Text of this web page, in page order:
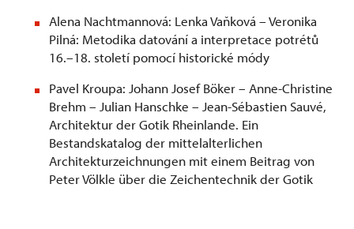
Alena Nachtmannová: Lenka Vaňková – Veronika
Pilná: Metodika datování a interpretace potrétů
16.–18. století pomocí historické módy
Pavel Kroupa: Johann Josef Böker – Anne-Christine
Brehm – Julian Hanschke – Jean-Sébastien Sauvé,
Architektur der Gotik Rheinlande. Ein
Bestandskatalog der mittelalterlichen
Architekturzeichnungen mit einem Beitrag von
Peter Völkle über die Zeichentechnik der Gotik